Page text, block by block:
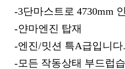
-3단마스트로 4730mm
-얀마엔진 탑재
-엔진/밋션 특A급입니다.
-모든 작동상태 부드럽